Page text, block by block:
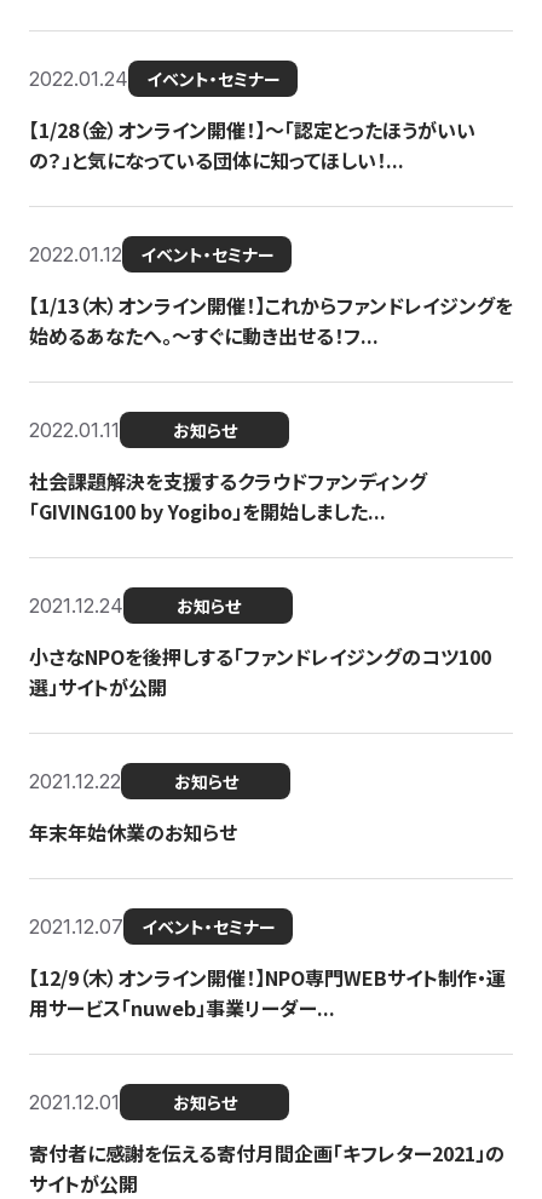
2022.01.24 イベント・セミナー
【1/28（金）オンライン開催！】〜「認定とったほうがいい
の？」と気になっている団体に知ってほしい！...
2022.01.12 イベント・セミナー
【1/13（木）オンライン開催！】これからファンドレイジングを
始めるあなたへ。〜すぐに動き出せる！フ...
2022.01.11 お知らせ
社会課題解決を支援するクラウドファンディング
「GIVING100 by Yogibo」を開始しました...
2021.12.24 お知らせ
小さなNPOを後押しする「ファンドレイジングのコツ100
選」サイトが公開
2021.12.22 お知らせ
年末年始休業のお知らせ
2021.12.07 イベント・セミナー
【12/9（木）オンライン開催！】NPO専門WEBサイト制作・運
用サービス「nuweb」事業リーダー...
2021.12.01 お知らせ
寄付者に感謝を伝える寄付月間企画「キフレター2021」の
サイトが公開